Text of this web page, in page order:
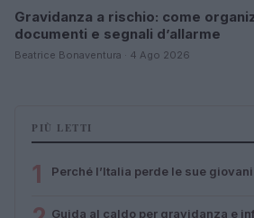
Gravidanza a rischio: come
documenti e segnali d’allarme
Beatrice Bonaventura · 4 Ago 2026
PIÙ LETTI
1 Perché l’Italia perde le sue
Guida al caldo per gravidanza e